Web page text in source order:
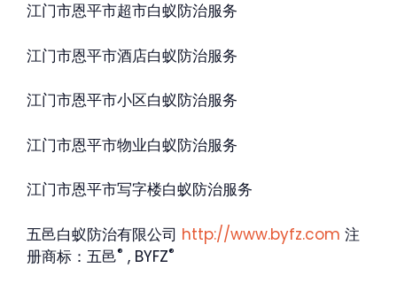
江门市恩平市超市白蚁防治服务
江门市恩平市酒店白蚁防治服务
江门市恩平市小区白蚁防治服务
江门市恩平市物业白蚁防治服务
江门市恩平市写字楼白蚁防治服务
五邑白蚁防治有限公司 http://www.byfz.com 注
册商标：五邑® , BYFZ®